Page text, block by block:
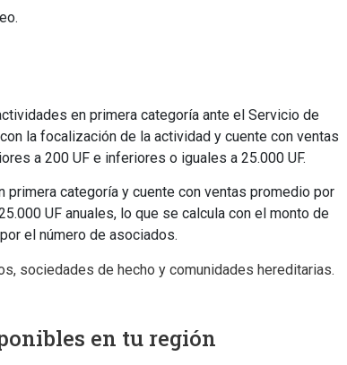
en primera categoría ante el Servicio de
la focalización de la actividad y cuente con ventas
a 200 UF e inferiores o iguales a 25.000 UF.
categoría y cuente con ventas promedio por
UF anuales, lo que se calcula con el monto de
el número de asociados.
sociedades de hecho y comunidades hereditarias.
en tu región